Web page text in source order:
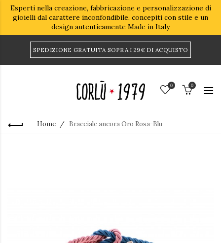
Esperti nella creazione, fabbricazione e personalizzazione di
gioielli dal carattere inconfondibile, concepiti con stile e un
design autenticamente Made in Italy
SPEDIZIONE GRATUITA SOPRA I 29€ DI ACQUISTO
0 0
Home Bracciale ancora Oro Rosa-Blu